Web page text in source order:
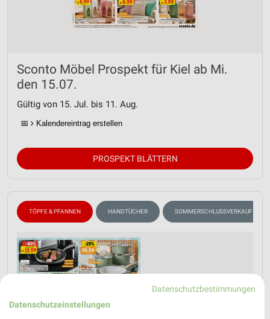
Sconto Möbel Prospekt für Kiel ab Mi.
den 15.07.
Gültig von 15. Jul. bis 11. Aug.
📅 Kalendereintrag erstellen
PROSPEKT BLÄTTERN
TÖPFE & PFANNEN HANDTÜCHER SOMMERSCHLUSSVERKAUF
Datenschutzbestimmungen
Datenschutzeinstellungen